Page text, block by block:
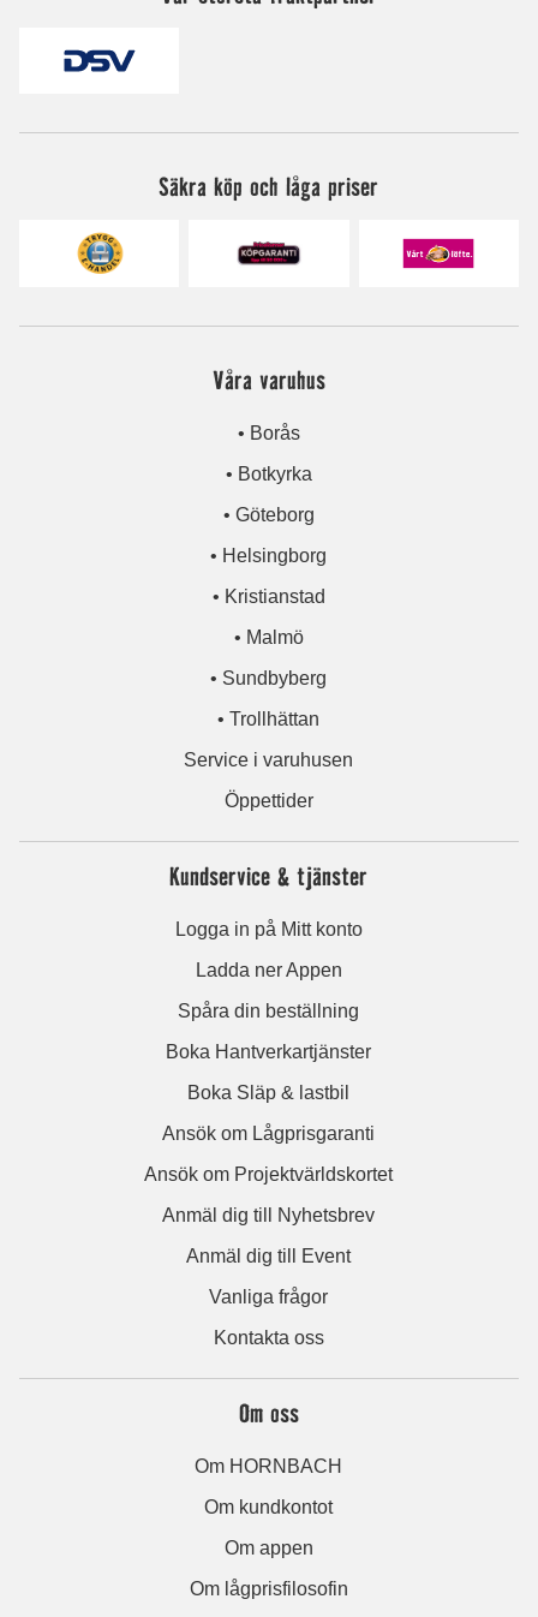
Säkra köp och låga priser
Våra varuhus
• Borås
• Botkyrka
• Göteborg
• Helsingborg
• Kristianstad
• Malmö
• Sundbyberg
• Trollhättan
Service i varuhusen
Öppettider
Kundservice & tjänster
Logga in på Mitt konto
Ladda ner Appen
Spåra din beställning
Boka Hantverkartjänster
Boka Släp & lastbil
Ansök om Lågprisgaranti
Ansök om Projektvärldskortet
Anmäl dig till Nyhetsbrev
Anmäl dig till Event
Vanliga frågor
Kontakta oss
Om oss
Om HORNBACH
Om kundkontot
Om appen
Om lågprisfilosofin